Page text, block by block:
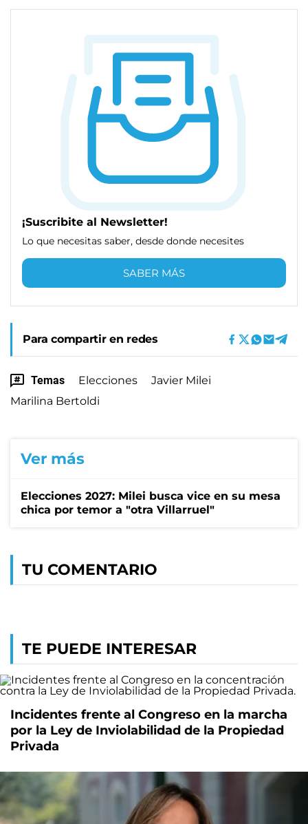
¡Suscribite al Newsletter!
Lo que necesitas saber, desde donde necesites
SABER MÁS
Para compartir en redes
Temas Elecciones
Javier Milei
Marilina Bertoldi
Ver más
Elecciones 2027: Milei busca vice en su mesa
chica por temor a "otra Villarruel"
TU COMENTARIO
TE PUEDE INTERESAR
Incidentes frente al Congreso en la marcha
por la Ley de Inviolabilidad de la Propiedad
Privada